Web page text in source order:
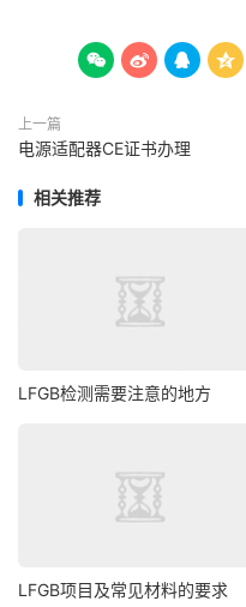
   
上一篇
电源适配器CE证书办理
相关推荐
LFGB检测需要注意的地方
LFGB项目及常见材料的要求